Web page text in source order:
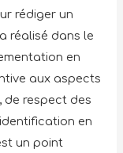
rédiger un
réalisé dans le
en
aux aspects
de respect des
en
un point